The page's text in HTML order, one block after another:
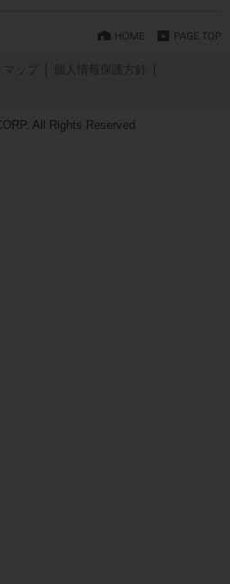
マップ
個人情報保護方針
All Rights Reserved.